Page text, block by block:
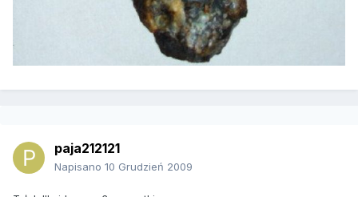
paja212121
Napisano 10 Grudzień 2009